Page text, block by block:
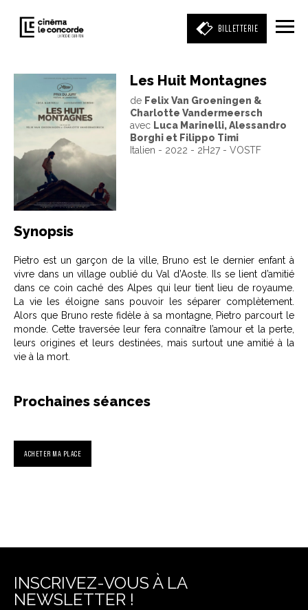
BILLETTERIE
Entrez votre mot clé
(film, réalisateur, acteur, événement)
Les Huit Montagnes
de Felix Van Groeningen &
Charlotte Vandermeersch
avec Luca Marinelli, Alessandro
Borghi et Filippo Timi
Italien - 2022 - 2H27 - VOSTF
Synopsis
Pietro est un garçon de la ville, Bruno est le dernier enfant à
vivre dans un village oublié du Val d’Aoste. Ils se lient d’amitié
dans ce coin caché des Alpes qui leur tient lieu de royaume.
La vie les éloigne sans pouvoir les séparer complètement.
Alors que Bruno reste fidèle à sa montagne, Pietro parcourt le
monde. Cette traversée leur fera connaître l’amour et la perte,
leurs origines et leurs destinées, mais surtout une amitié à la
vie à la mort.
Prochaines séances
ACHETER MA PLACE
INSCRIVEZ-VOUS À LA
NEWSLETTER !